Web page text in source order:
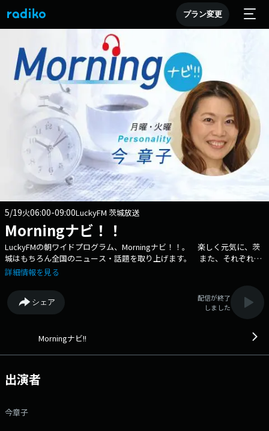
プラン変更
5/19火06:00-09:00LuckyFM 茨城放送
Morningナビ！！
LuckyFMの朝ワイドプログラム、Morningナビ！！。 楽しく元気に、茨
城はもちろん全国のニュース・話題を取り上げます。 また、それぞれの
パーソナリティーの視点から、スポーツ、ビジネス、茨城の話題をお伝え
天気予報」 ▼7:42 「ニュース・ピックアップ」 ▼8:00 「LuckyFM
ニュース、天気予報、交通情報」 ▼8:10 「ナビゲートeye」
▼8:18 「LuckyFM天気予報、交通情報」 ▼8:30 「LuckyFMニュー
トやメッセージは下記アドレスまでどうぞ！ メール：navi@lucky-
詳細情報を見る
シェア
配信が終了
しました
Morningナビ!!
出演者
今章子